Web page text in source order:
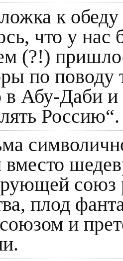
к
что у нас
(?!)
по поводу
в Абу-Даби и
Россию“.
союз
плод
и